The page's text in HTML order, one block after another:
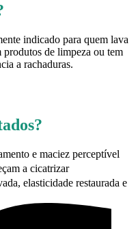
indicado para quem lava
produtos de limpeza ou tem
a rachaduras.
e maciez perceptível
a cicatrizar
elasticidade restaurada e